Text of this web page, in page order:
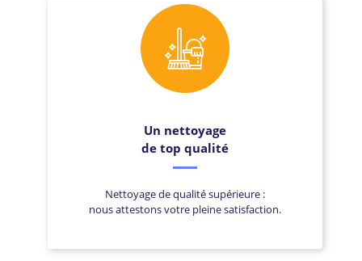
Un nettoyage
de top qualité
Nettoyage de qualité supérieure :
nous attestons votre pleine satisfaction.